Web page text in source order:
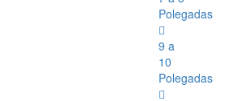
Polegadas
9 a
10
Polegadas